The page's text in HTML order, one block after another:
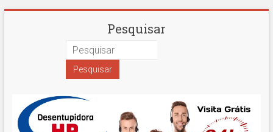
Desentupidora
Paulo
Hidro
Pesquisar